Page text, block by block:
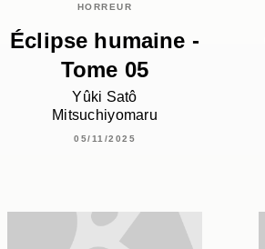
HORREUR
Éclipse humaine -
Tome 05
Yûki Satô
Mitsuchiyomaru
05/11/2025